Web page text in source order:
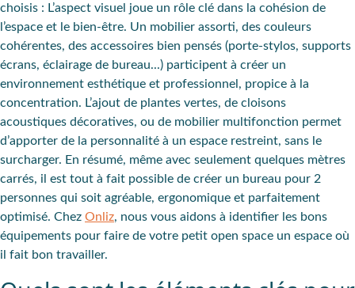
choisis : L’aspect visuel joue un rôle clé dans la cohésion de
l’espace et le bien-être. Un mobilier assorti, des couleurs
cohérentes, des accessoires bien pensés (porte-stylos, supports
écrans, éclairage de bureau...) participent à créer un
environnement esthétique et professionnel, propice à la
concentration. L’ajout de plantes vertes, de cloisons
acoustiques décoratives, ou de mobilier multifonction permet
d’apporter de la personnalité à un espace restreint, sans le
surcharger. En résumé, même avec seulement quelques mètres
carrés, il est tout à fait possible de créer un bureau pour 2
personnes qui soit agréable, ergonomique et parfaitement
optimisé. Chez Onliz, nous vous aidons à identifier les bons
équipements pour faire de votre petit open space un espace où
il fait bon travailler.